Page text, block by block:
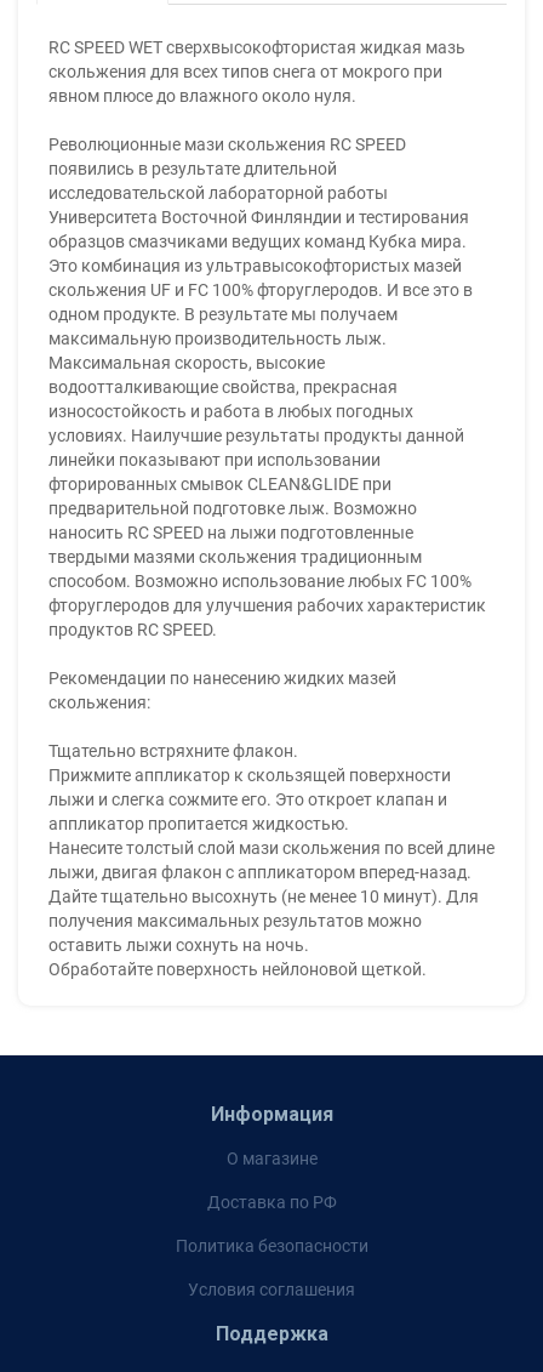
RC SPEED WET сверхвысокофтористая жидкая мазь
скольжения для всех типов снега от мокрого при
явном плюсе до влажного около нуля.
Революционные мази скольжения RC SPEED
появились в результате длительной
исследовательской лабораторной работы
Университета Восточной Финляндии и тестирования
образцов смазчиками ведущих команд Кубка мира.
Это комбинация из ультравысокофтористых мазей
скольжения UF и FC 100% фторуглеродов. И все это в
одном продукте. В результате мы получаем
максимальную производительность лыж.
Максимальная скорость, высокие
водоотталкивающие свойства, прекрасная
износостойкость и работа в любых погодных
условиях. Наилучшие результаты продукты данной
линейки показывают при использовании
фторированных смывок CLEAN&GLIDE при
предварительной подготовке лыж. Возможно
наносить RC SPEED на лыжи подготовленные
твердыми мазями скольжения традиционным
способом. Возможно использование любых FC 100%
фторуглеродов для улучшения рабочих характеристик
продуктов RC SPEED.
Рекомендации по нанесению жидких мазей
скольжения:
Тщательно встряхните флакон.
Прижмите аппликатор к скользящей поверхности
лыжи и слегка сожмите его. Это откроет клапан и
аппликатор пропитается жидкостью.
Нанесите толстый слой мази скольжения по всей длине
лыжи, двигая флакон с аппликатором вперед-назад.
Дайте тщательно высохнуть (не менее 10 минут). Для
получения максимальных результатов можно
оставить лыжи сохнуть на ночь.
Обработайте поверхность нейлоновой щеткой.
Информация
О магазине
Доставка по РФ
Политика безопасности
Условия соглашения
Поддержка